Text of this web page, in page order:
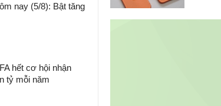
nay (5/8): Bật tăng
hết cơ hội nhận
tỷ mỗi năm